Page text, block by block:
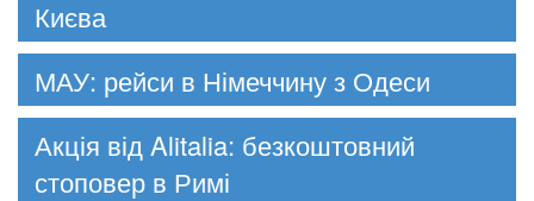
Києва
МАУ: рейси в Німеччину з Одеси
Акція від Alitalia: безкоштовний
стоповер в Римі